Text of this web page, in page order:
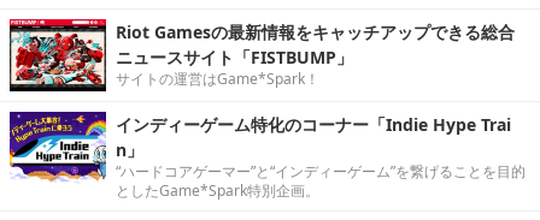
Riot Gamesの最新情報をキャッチアップできる総合
ニュースサイト「FISTBUMP」
サイトの運営はGame*Spark！
インディーゲーム特化のコーナー「Indie Hype Trai
n」
“ハードコアゲーマー”と“インディーゲーム”を繋げることを目的
としたGame*Spark特別企画。